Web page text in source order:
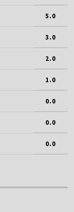
5.0
3.0
2.0
1.0
0.0
0.0
0.0